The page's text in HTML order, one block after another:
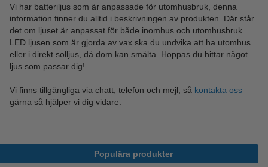
Vi har batteriljus som är anpassade för utomhusbruk, denna
information finner du alltid i beskrivningen av produkten. Där står
det om ljuset är anpassat för både inomhus och utomhusbruk.
LED ljusen som är gjorda av vax ska du undvika att ha utomhus
eller i direkt solljus, då dom kan smälta. Hoppas du hittar något
ljus som passar dig!
Vi finns tillgängliga via chatt, telefon och mejl, så kontakta oss
gärna så hjälper vi dig vidare.
Populära produkter